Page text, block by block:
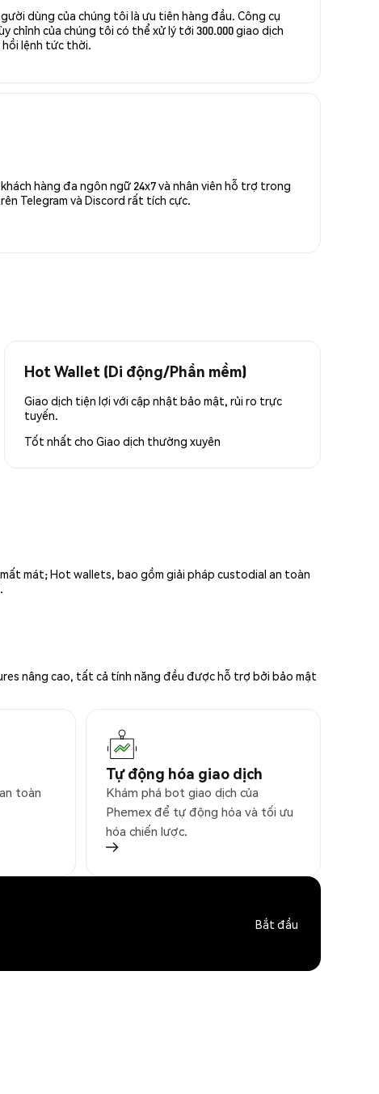
dùng của chúng tôi là ưu tiên hàng đầu. Công cụ
chỉnh của chúng tôi có thể xử lý tới 300.000 giao dịch
hồi lệnh tức thời.
hàng đa ngôn ngữ 24x7 và nhân viên hỗ trợ trong
Telegram và Discord rất tích cực.
Hot Wallet (Di động/Phần mềm)
Giao dịch tiện lợi với cập nhật bảo mật, rủi ro trực
tuyến.
Tốt nhất cho Giao dịch thường xuyên
mát; Hot wallets, bao gồm giải pháp custodial an toàn
nâng cao, tất cả tính năng đều được hỗ trợ bởi bảo mật
toàn
Tự động hóa giao dịch
Khám phá bot giao dịch của
Phemex để tự động hóa và tối ưu
hóa chiến lược.
Bắt đầu